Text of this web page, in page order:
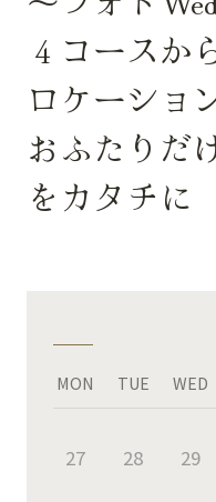
４コースか
ロケーショ
おふたりだ
をカタチに
MON TUE WED
27 28 29